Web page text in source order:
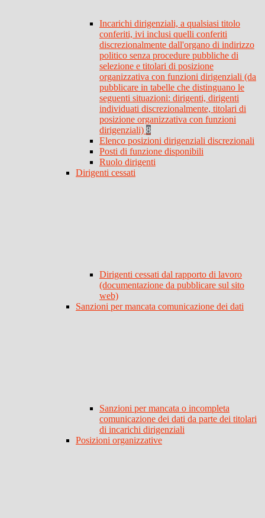
Incarichi dirigenziali, a qualsiasi titolo
conferiti, ivi inclusi quelli conferiti
discrezionalmente dall'organo di indirizzo
politico senza procedure pubbliche di
selezione e titolari di posizione
organizzativa con funzioni dirigenziali (da
pubblicare in tabelle che distinguano le
seguenti situazioni: dirigenti, dirigenti
individuati discrezionalmente, titolari di
posizione organizzativa con funzioni
dirigenziali) 8
Elenco posizioni dirigenziali discrezionali
Posti di funzione disponibili
Ruolo dirigenti
Dirigenti cessati
Dirigenti cessati dal rapporto di lavoro
(documentazione da pubblicare sul sito
web)
Sanzioni per mancata comunicazione dei dati
Sanzioni per mancata o incompleta
comunicazione dei dati da parte dei titolari
di incarichi dirigenziali
Posizioni organizzative